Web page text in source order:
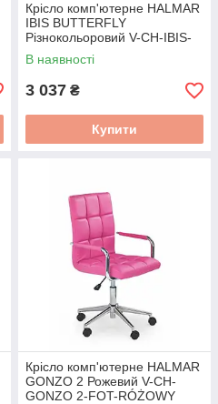
Крісло комп'ютерне HALMAR
IBIS BUTTERFLY
Різнокольоровий V-CH-IBIS-
FOT-BUTTERFLY
В наявності
3 037 ₴
Купити
Крісло комп'ютерне HALMAR
GONZO 2 Рожевий V-CH-
GONZO 2-FOT-RÓŻOWY